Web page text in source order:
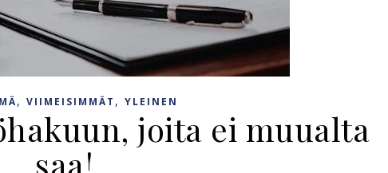
, VIIMEISIMMÄT , YLEINEN
joita ei muualta
saa!